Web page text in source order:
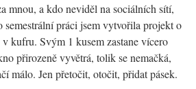
mnou, a kdo neviděl na sociálních sítí,
semestrální práci jsem vytvořila projekt o
kufru. Svým 1 kusem zastane vícero
přirozeně vyvětrá, tolik se nemačká,
málo. Jen přetočit, otočit, přidat pásek.